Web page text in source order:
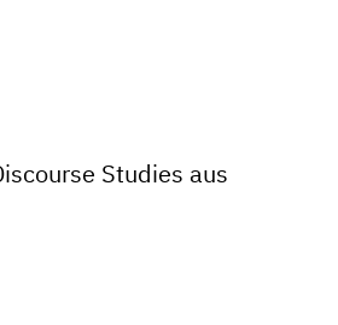
Studies aus